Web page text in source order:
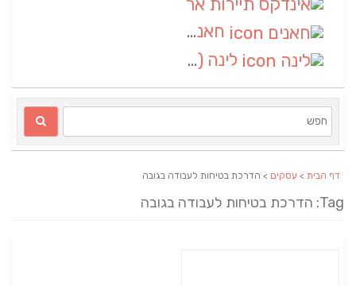
חאנים
לינה (1)
דף הבית > עסקים > הדרכת בטיחות לעבודה בגובה
Tag: הדרכת בטיחות לעבודה בגובה